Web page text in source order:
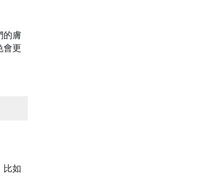
的膚
會更
比如